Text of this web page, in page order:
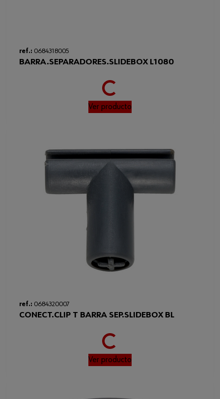
ref.: 0684318005
BARRA.SEPARADORES.SLIDEBOX L1080
Loading...
Ver producto
ref.: 0684320007
CONECT.CLIP T BARRA SEP.SLIDEBOX BL
Loading...
Ver producto